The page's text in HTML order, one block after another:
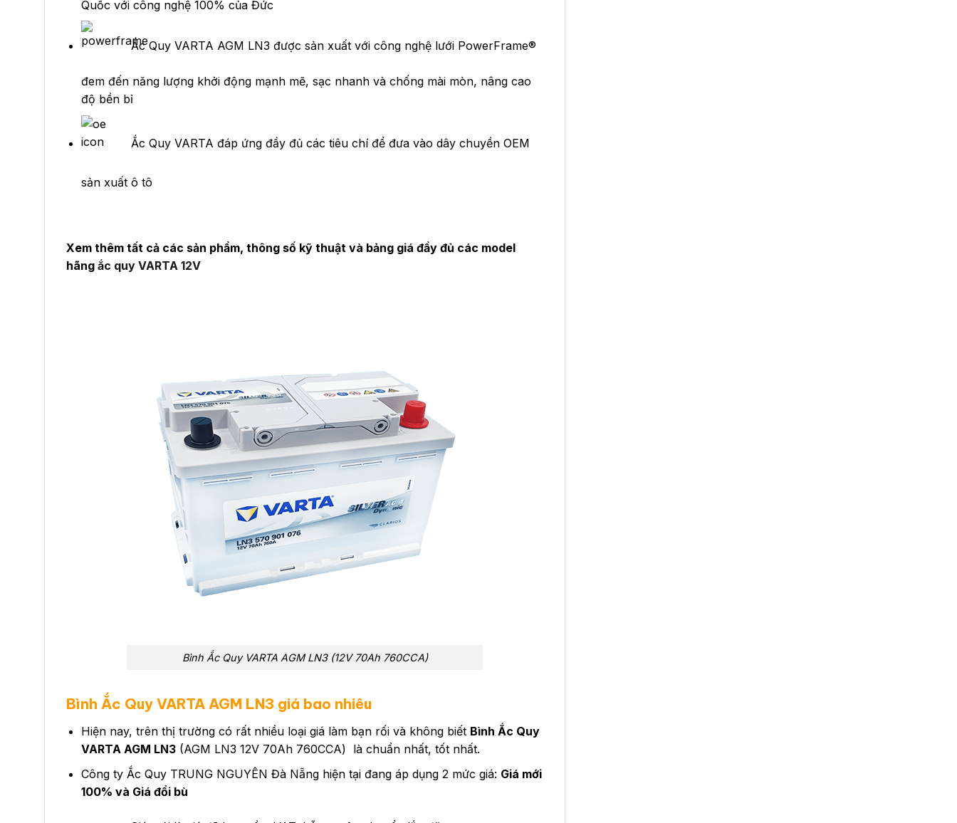
Quốc với công nghệ 100% của Đức
Ắc Quy VARTA AGM LN3 được sản xuất với công nghệ lưới PowerFrame®
đem đến năng lượng khởi động mạnh mẽ, sạc nhanh và chống mài mòn, nâng cao
độ bền bỉ
Ắc Quy VARTA đáp ứng đầy đủ các tiêu chí để đưa vào dây chuyền OEM
sản xuất ô tô
Xem thêm tất cả các sản phẩm, thông số kỹ thuật và bảng giá đầy đủ các model
hãng ắc quy VARTA 12V
Bình Ắc Quy VARTA AGM LN3 (12V 70Ah 760CCA)
Bình Ắc Quy VARTA AGM LN3 giá bao nhiêu
Hiện nay, trên thị trường có rất nhiều loại giá làm bạn rối và không biết Bình Ắc Quy
VARTA AGM LN3(AGM LN3 12V 70Ah 760CCA) là chuẩn nhất, tốt nhất.
Công ty Ắc Quy TRUNG NGUYÊN Đà Nẵng hiện tại đang áp dụng 2 mức giá: Giá mới
100% và Giá đổi bù